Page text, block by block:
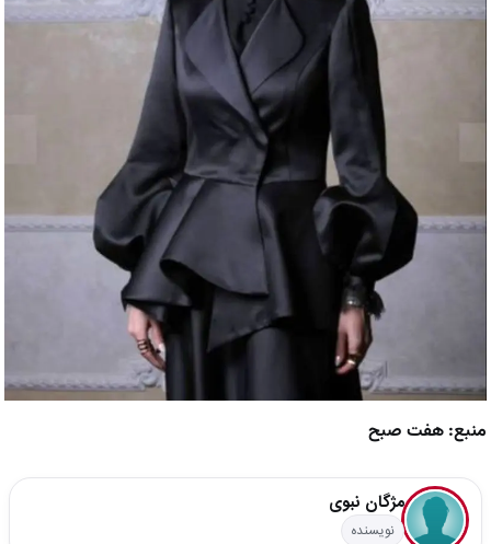
منبع: هفت صبح
مژگان نبوی
نویسنده